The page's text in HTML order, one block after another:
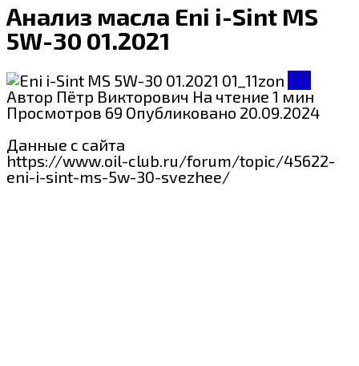
Анализ масла Eni i-Sint MS
5W-30 01.2021
Eni
Автор Пётр Викторович На чтение 1 мин
Просмотров 69 Опубликовано 20.09.2024
Данные с сайта
https://www.oil-club.ru/forum/topic/45622-
eni-i-sint-ms-5w-30-svezhee/